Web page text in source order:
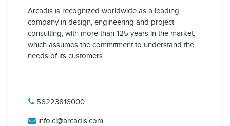
Arcadis is recognized worldwide as a leading
company in design, engineering and project
consulting, with more than 125 years in the market,
which assumes the commitment to understand the
needs of its customers.
56223816000
info.cl@arcadis.com